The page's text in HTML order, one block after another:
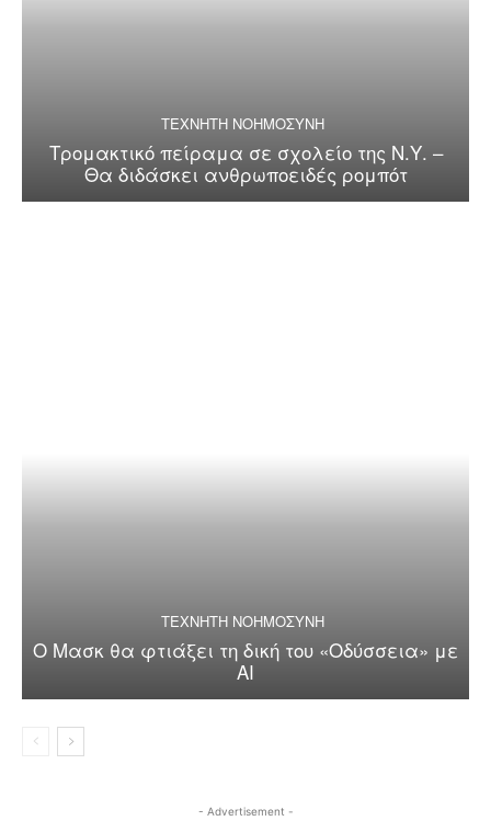
ΤΕΧΝΗΤΗ ΝΟΗΜΟΣΥΝΗ
Τρομακτικό πείραμα σε σχολείο της Ν.Υ. –
Θα διδάσκει ανθρωποειδές ρομπότ
ΤΕΧΝΗΤΗ ΝΟΗΜΟΣΥΝΗ
Ο Μασκ θα φτιάξει τη δική του «Οδύσσεια» με
AI
- Advertisement -